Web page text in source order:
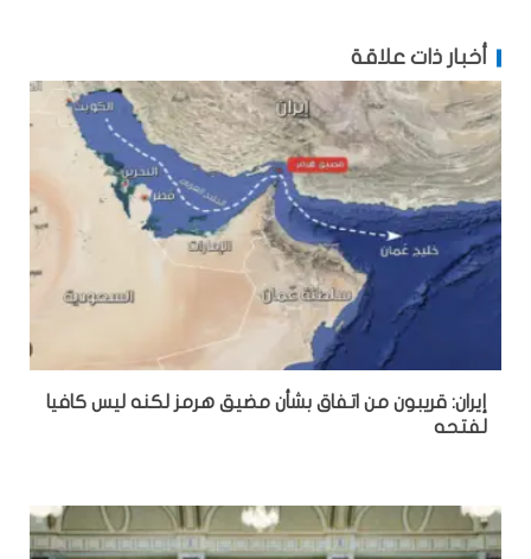
أخبار ذات علاقة
إيران: قريبون من اتفاق بشأن مضيق هرمز لكنه ليس كافيا
لفتحه